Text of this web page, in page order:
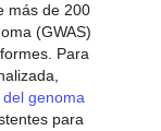
más de 200
(GWAS)
Para
genoma
para